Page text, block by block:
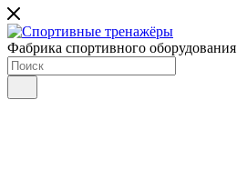
Фабрика спортивного оборудования